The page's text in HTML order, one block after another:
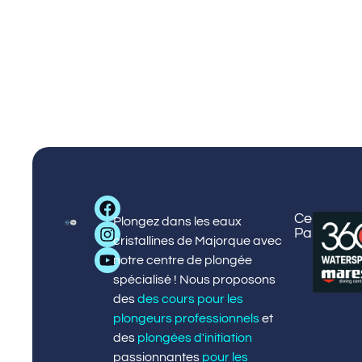
Big
Blue
Diving
Plongez dans les eaux
cristallines de Majorque avec
notre centre de plongée
spécialisé ! Nous proposons
desdes cours pour les
plongeurs professionnelset
des plongées d'initiation
passionnantes pour les
CentreCentre
Puerto
Portals
et
!